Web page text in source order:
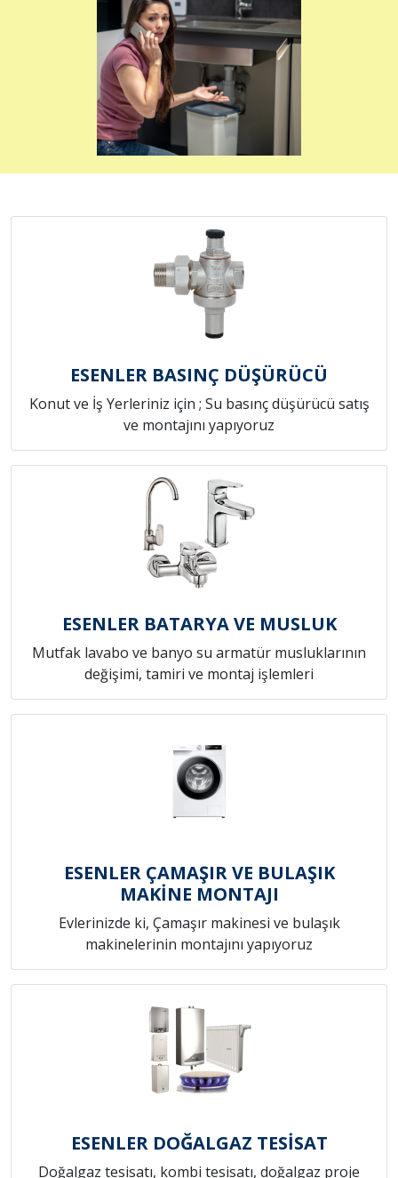
ESENLER BASINÇ DÜŞÜRÜCÜ
Konut ve İş Yerleriniz için ; Su basınç düşürücü satış
ve montajını yapıyoruz
ESENLER BATARYA VE MUSLUK
Mutfak lavabo ve banyo su armatür musluklarının
değişimi, tamiri ve montaj işlemleri
ESENLER ÇAMAŞIR VE BULAŞIK
MAKİNE MONTAJI
Evlerinizde ki, Çamaşır makinesi ve bulaşık
makinelerinin montajını yapıyoruz
ESENLER DOĞALGAZ TESİSAT
Doğalgaz tesisatı, kombi tesisatı, doğalgaz proje